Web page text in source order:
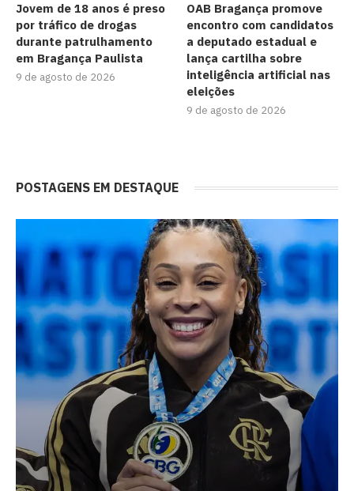
Jovem de 18 anos é preso
por tráfico de drogas
durante patrulhamento
em Bragança Paulista
9 de agosto de 2026
OAB Bragança promove
encontro com candidatos
a deputado estadual e
lança cartilha sobre
inteligência artificial nas
eleições
9 de agosto de 2026
POSTAGENS EM DESTAQUE